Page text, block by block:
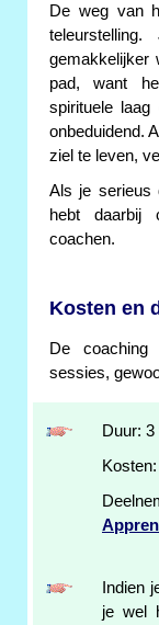
De weg van
gemakkelijker
pad, want
spirituele laag
onbeduidend.
ziel te leven,
Als je serieus
hebt daarbij
coachen.
Kosten en
De coaching
sessies,
Duur:
Indien
je wel